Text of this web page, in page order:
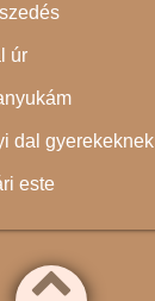
úr
dal gyerekeknek
este